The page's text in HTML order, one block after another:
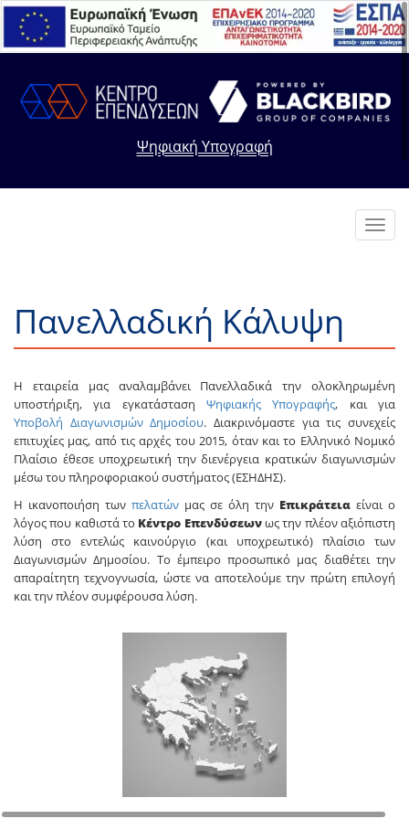
Ψηφιακή Υπογραφή
Πανελλαδική Κάλυψη
Η εταιρεία μας αναλαμβάνει Πανελλαδικά την ολοκληρωμένη
υποστήριξη, για εγκατάσταση Ψηφιακής Υπογραφής, και για
Υποβολή Διαγωνισμών Δημοσίου. Διακρινόμαστε για τις συνεχείς
επιτυχίες μας, από τις αρχές του 2015, όταν και το Ελληνικό Νομικό
Πλαίσιο έθεσε υποχρεωτική την διενέργεια κρατικών διαγωνισμών
μέσω του πληροφοριακού συστήματος (ΕΣΗΔΗΣ).
Η ικανοποιήση των πελατών μας σε όλη την Επικράτεια είναι ο
λόγος που καθιστά το Κέντρο Επενδύσεωνως την πλέον αξιόπιστη
λύση στο εντελώς καινούργιο (και υποχρεωτικό) πλαίσιο των
Διαγωνισμών Δημοσίου. Το έμπειρο προσωπικό μας διαθέτει την
απαραίτητη τεχνογνωσία, ώστε να αποτελούμε την πρώτη επιλογή
και την πλέον συμφέρουσα λύση.